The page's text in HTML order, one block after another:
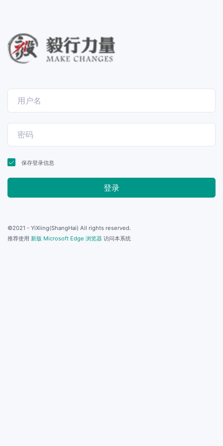
保存登录信息
登录
©2021 - YiXiing(ShangHai) All rights reserved.
推荐使用 新版 Microsoft Edge 浏览器 访问本系统